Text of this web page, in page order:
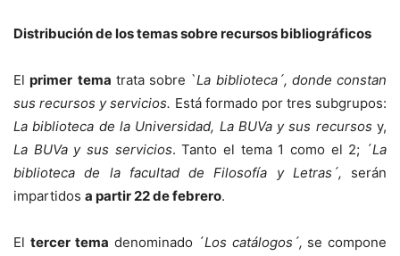
Distribución de los temas sobre recursos bibliográficos
Elprimer tema trata sobre `La biblioteca´, donde constan
sus recursos y servicios. Está formado por tres subgrupos:
La biblioteca de la Universidad, La BUVa y sus recursos y,
La BUVa y sus servicios. Tanto el tema 1 como el 2; ´La
biblioteca de la facultad de Filosofía y Letras´, serán
impartidos a partir 22 de febrero.
El tercer tema denominado ´Los catálogos´, se compone